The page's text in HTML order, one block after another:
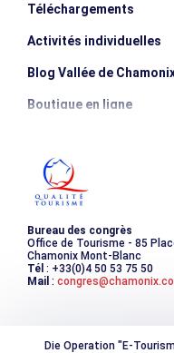
Téléchargements
Activités individuelles
Blog Vallée de
Boutique en ligne
Les incontournables
Photothèque
Bureau des congrès
Office de Tourisme - 85
Chamonix Mont-Blanc
Tél : +33(0)4 50 53 75 50
Mail :
Die Operation "E-